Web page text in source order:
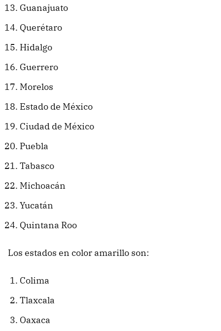
Guanajuato
Querétaro
Hidalgo
Guerrero
Morelos
Estado de México
Ciudad de México
Puebla
Tabasco
Michoacán
Yucatán
Quintana Roo
Los estados en color amarillo son:
Colima
Tlaxcala
Oaxaca